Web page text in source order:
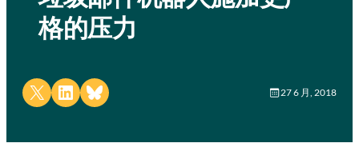
格的压力
Share on X Share on LinkedIn
Share on Bluesky 27 6 月, 2018